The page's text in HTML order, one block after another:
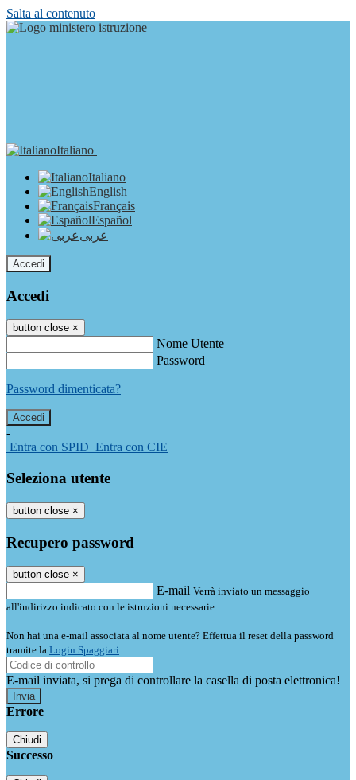
Salta al contenuto
Italiano
Italiano
English
Français
Español
عربى
Accedi
Accedi
button close ×
Nome Utente
Password
Password dimenticata?
-
Entra con SPID Entra con CIE
Seleziona utente
button close ×
Recupero password
button close ×
E-mail Verrà inviato un messaggio
all'indirizzo indicato con le istruzioni necessarie.
Non hai una e-mail associata al nome utente? Effettua il reset della password
tramite la Login Spaggiari
E-mail inviata, si prega di controllare la casella di posta elettronica!
Errore
Chiudi
Successo